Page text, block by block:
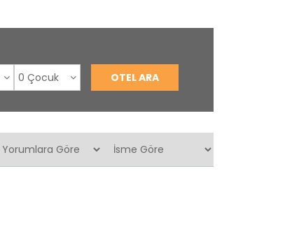
0 Çocuk OTEL ARA